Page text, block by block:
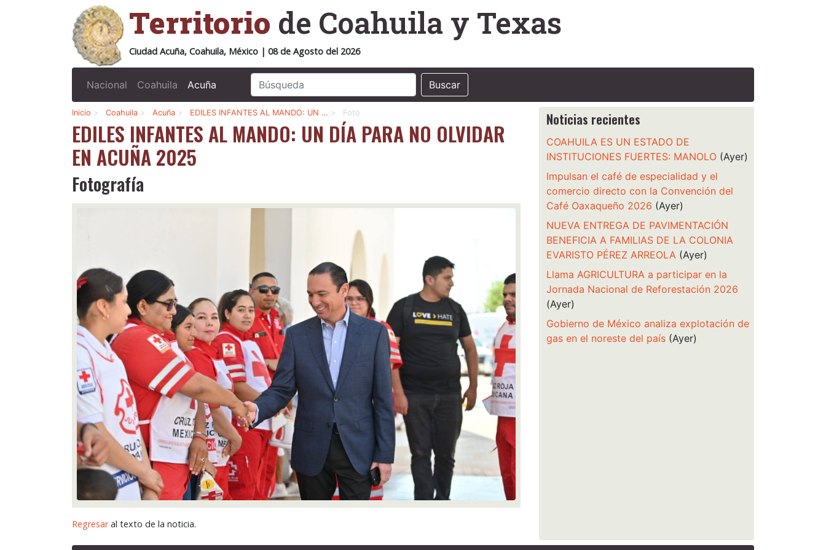
Territorio de Coahuila y Texas
Ciudad Acuña, Coahuila, México | 08 de Agosto del 2026
Nacional Coahuila Acuña Buscar
Inicio > Coahuila > Acuña > EDILES INFANTES AL MANDO: UN … > Foto
EDILES INFANTES AL MANDO: UN DÍA PARA NO OLVIDAR
EN ACUÑA 2025
Fotografía
Regresaral texto de la noticia.
Noticias recientes
COAHUILA ES UN ESTADO DE
INSTITUCIONES FUERTES: MANOLO (Ayer)
Impulsan el café de especialidad y el
comercio directo con la Convención del
Café Oaxaqueño 2026 (Ayer)
NUEVA ENTREGA DE PAVIMENTACIÓN
BENEFICIA A FAMILIAS DE LA COLONIA
EVARISTO PÉREZ ARREOLA (Ayer)
Llama AGRICULTURA a participar en la
Jornada Nacional de Reforestación 2026
(Ayer)
Gobierno de México analiza explotación de
gas en el noreste del país (Ayer)